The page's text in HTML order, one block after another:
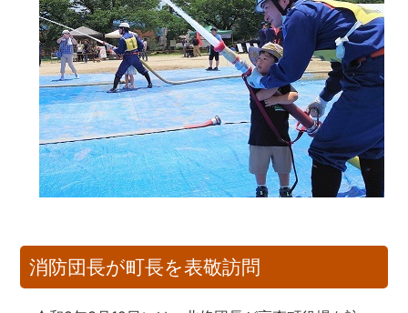
消防団長が町長を表敬訪問